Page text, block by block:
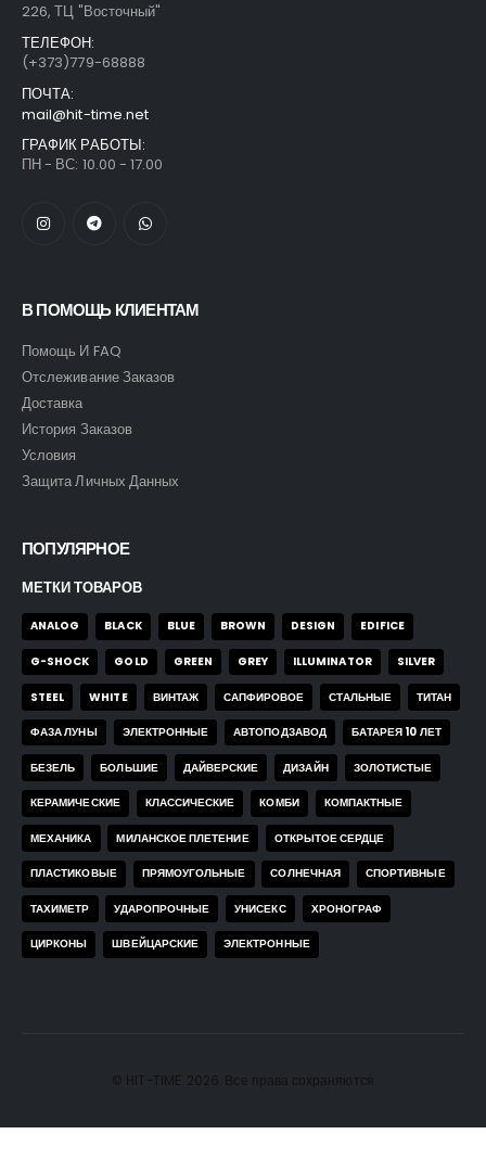
226, ТЦ "Восточный"
ТЕЛЕФОН:
(+373)779-68888
ПОЧТА:
mail@hit-time.net
ГРАФИК РАБОТЫ:
ПН - ВС: 10.00 - 17.00
В ПОМОЩЬ КЛИЕНТАМ
Помощь И FAQ
Отслеживание Заказов
Доставка
История Заказов
Условия
Защита Личных Данных
ПОПУЛЯРНОЕ
МЕТКИ ТОВАРОВ
ANALOG BLACK BLUE BROWN DESIGN EDIFICE
G-SHOCK GOLD GREEN GREY ILLUMINATOR SILVER
STEEL WHITE ВИНТАЖ САПФИРОВОЕ СТАЛЬНЫЕ ТИТАН
ФАЗА ЛУНЫ ЭЛЕКТРОННЫЕ АВТОПОДЗАВОД БАТАРЕЯ 10 ЛЕТ
БЕЗЕЛЬ БОЛЬШИЕ ДАЙВЕРСКИЕ ДИЗАЙН ЗОЛОТИСТЫЕ
КЕРАМИЧЕСКИЕ КЛАССИЧЕСКИЕ КОМБИ КОМПАКТНЫЕ
МЕХАНИКА МИЛАНСКОЕ ПЛЕТЕНИЕ ОТКРЫТОЕ СЕРДЦЕ
ПЛАСТИКОВЫЕ ПРЯМОУГОЛЬНЫЕ СОЛНЕЧНАЯ СПОРТИВНЫЕ
ТАХИМЕТР УДАРОПРОЧНЫЕ УНИСЕКС ХРОНОГРАФ
ЦИРКОНЫ ШВЕЙЦАРСКИЕ ЭЛЕКТРОННЫЕ
© HIT-TIME. 2026. Все права сохраняются